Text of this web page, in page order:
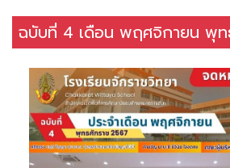
ฉบับที่ 4 เดือน พฤศจิกายน พุท